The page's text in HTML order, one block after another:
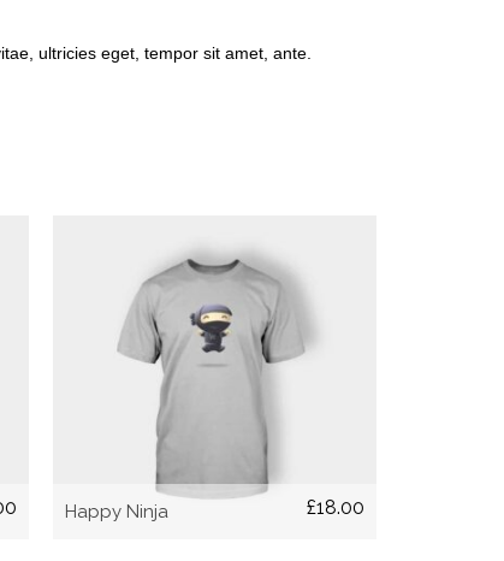
ultricies eget, tempor sit amet, ante.
Happy Ninja £18.00
AÑADIR AL CARRITO